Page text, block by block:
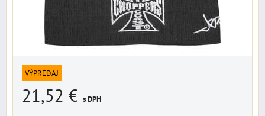
VÝPREDAJ
21,52 € s DPH